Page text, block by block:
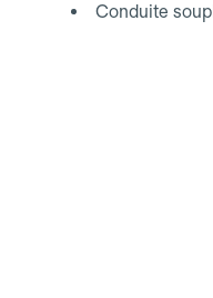
Conduite